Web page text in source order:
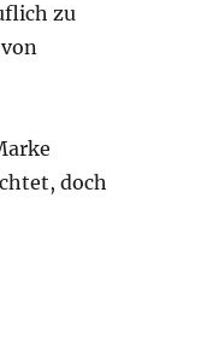
zu
doch